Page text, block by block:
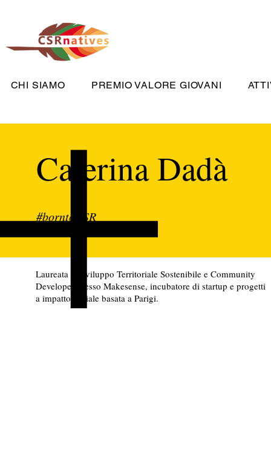
CHI SIAMO PREMIO VALORE GIOVANI
Caterina Dadà
#borntoCSR
Laureata in Sviluppo Territoriale Sostenibile e Community
Developer presso Makesense, incubatore di startup e progetti
a impatto sociale basata a Parigi.